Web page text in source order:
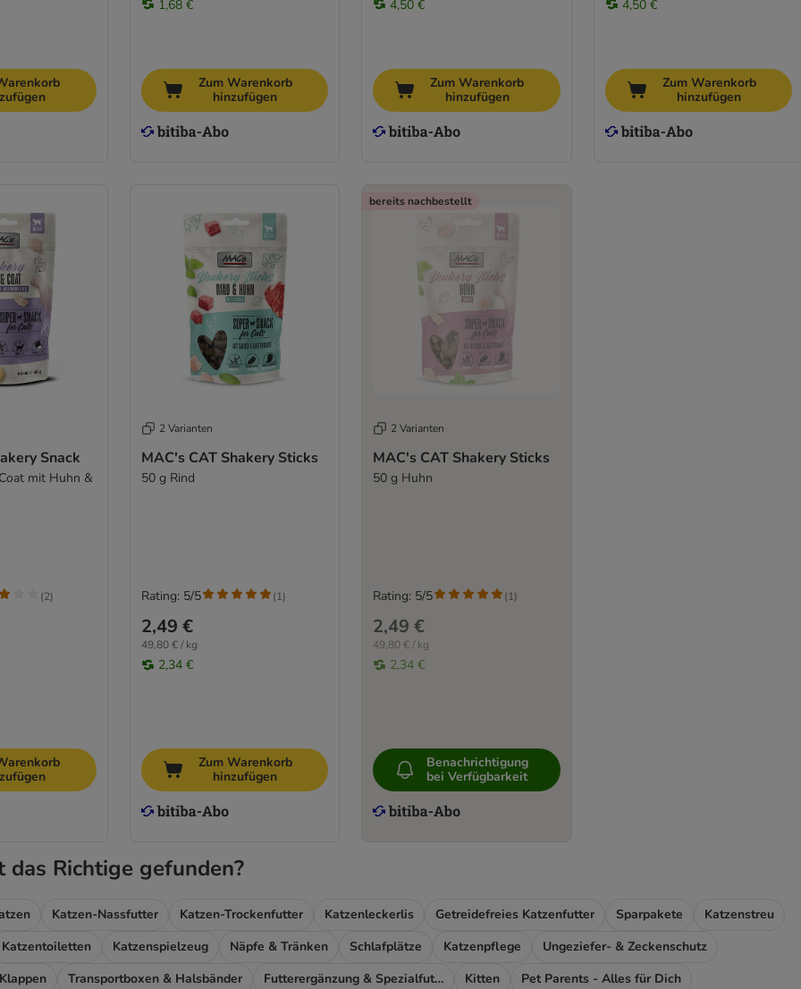
1,68 €
Zum Warenkorb
hinzufügen
4,50 €
Zum Warenkorb
hinzufügen
4,50 €
Zum Warenkorb
hinzufügen
Snack
mit Huhn &
(2)
2 Varianten
MAC's CAT Shakery Sticks
50 g Rind
2,49 €
49,80 € / kg
2,34 €
Rating: 5/5 (1)
Zum Warenkorb
hinzufügen
bereits nachbestellt
2 Varianten
MAC's CAT Shakery Sticks
50 g Huhn
2,49 €
49,80 € / kg
2,34 €
Rating: 5/5 (1)
Benachrichtigung
bei Verfügbarkeit
das Richtige gefunden?
Katzen-Nassfutter Katzen-Trockenfutter Katzenleckerlis Getreidefreies Katzenfutter Sparpakete
Katzenstreu
Katzentoiletten Katzenspielzeug Näpfe & Tränken Schlafplätze Katzenpflege
Ungeziefer- & Zeckenschutz
Transportboxen & Halsbänder Futterergänzung & Spezialfutter Kitten Pet Parents - Alles für Dich